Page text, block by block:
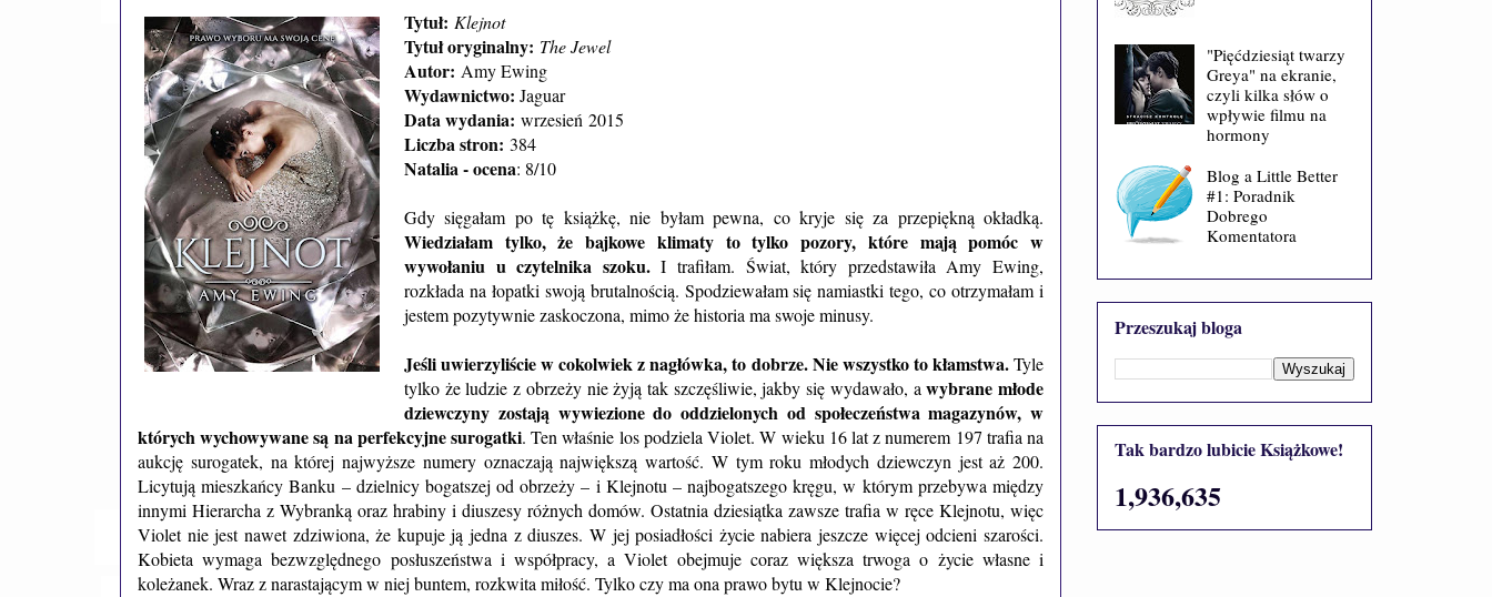
Tytuł: Klejnot
Tytuł oryginalny: The Jewel
Autor: Amy Ewing
Wydawnictwo: Jaguar
Data wydania: wrzesień 2015
Liczba stron: 384
Natalia - ocena: 8/10
Gdy sięgałam po tę książkę, nie byłam pewna, co kryje się za przepiękną okładką.
Wiedziałam tylko, że bajkowe klimaty to tylko pozory, które mają pomóc w
wywołaniu u czytelnika szoku.I trafiłam. Świat, który przedstawiła Amy Ewing,
rozkłada na łopatki swoją brutalnością. Spodziewałam się namiastki tego, co otrzymałam i
jestem pozytywnie zaskoczona, mimo że historia ma swoje minusy.
Jeśli uwierzyliście w cokolwiek z nagłówka, to dobrze. Nie wszystko to kłamstwa.Tyle
tylko że ludzie z obrzeży nie żyją tak szczęśliwie, jakby się wydawało, awybrane młode
dziewczyny zostają wywiezione do oddzielonych od społeczeństwa magazynów, w
których wychowywane są na perfekcyjne surogatki. Ten właśnie los podziela Violet. W wieku 16 lat z numerem 197 trafia na
aukcję surogatek, na której najwyższe numery oznaczają największą wartość. W tym roku młodych dziewczyn jest aż 200.
Licytują mieszkańcy Banku – dzielnicy bogatszej od obrzeży – i Klejnotu – najbogatszego kręgu, w którym przebywa między
innymi Hierarcha z Wybranką oraz hrabiny i diuszesy różnych domów. Ostatnia dziesiątka zawsze trafia w ręce Klejnotu, więc
Violet nie jest nawet zdziwiona, że kupuje ją jedna z diuszes. W jej posiadłości życie nabiera jeszcze więcej odcieni szarości.
Kobieta wymaga bezwzględnego posłuszeństwa i współpracy, a Violet obejmuje coraz większa trwoga o życie własne i
koleżanek. Wraz z narastającym w niej buntem, rozkwita miłość. Tylko czy ma ona prawo bytu w Klejnocie?
"Pięćdziesiąt twarzy
Greya" na ekranie,
czyli kilka słów o
wpływie filmu na
hormony
Blog a Little Better
#1: Poradnik
Dobrego
Komentatora
Przeszukaj bloga
Tak bardzo lubicie Książkowe!
1,936,635